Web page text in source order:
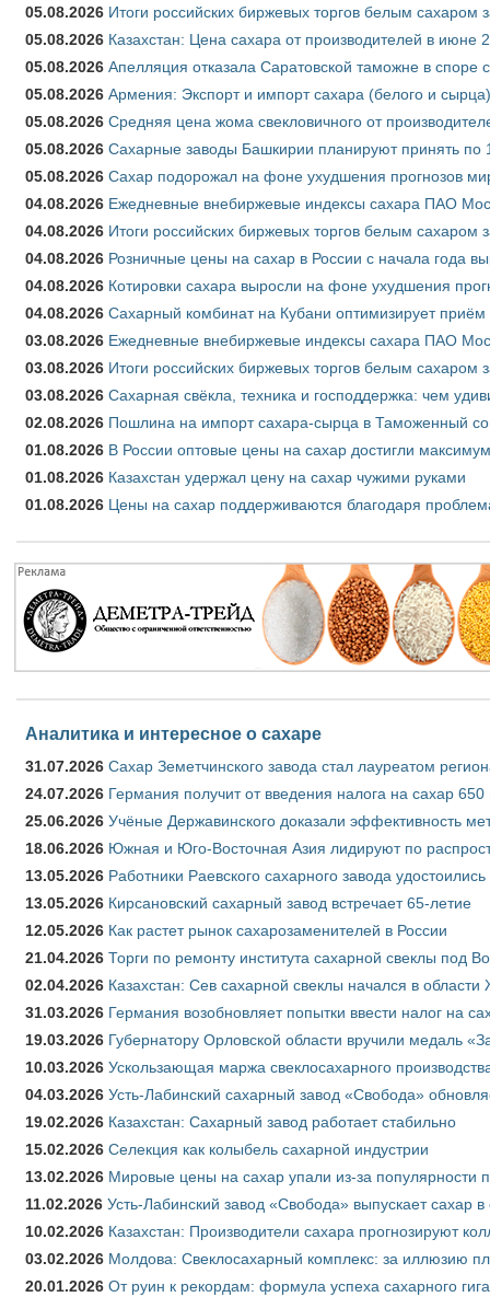
05.08.2026 Итоги российских биржевых торгов белым сахаром
05.08.2026 Казахстан: Цена сахара от производителей в июне
05.08.2026 Апелляция отказала Саратовской таможне в
05.08.2026 Армения: Экспорт и импорт сахара (белого и
05.08.2026 Средняя цена жома свекловичного от
05.08.2026 Сахарные заводы Башкирии планируют принять по
05.08.2026 Сахар подорожал на фоне ухудшения прогнозов
04.08.2026 Ежедневные внебиржевые индексы сахара ПАО
04.08.2026 Итоги российских биржевых торгов белым сахаром
04.08.2026 Розничные цены на сахар в России с начала года
04.08.2026 Котировки сахара выросли на фоне ухудшения
04.08.2026 Сахарный комбинат на Кубани оптимизирует приём
03.08.2026 Ежедневные внебиржевые индексы сахара ПАО
03.08.2026 Итоги российских биржевых торгов белым сахаром
03.08.2026 Сахарная свёкла, техника и господдержка: чем
02.08.2026 Пошлина на импорт сахара-сырца в Таможенный
01.08.2026 В России оптовые цены на сахар достигли
01.08.2026 Казахстан удержал цену на сахар чужими руками
01.08.2026 Цены на сахар поддерживаются благодаря
Аналитика и интересное о сахаре
31.07.2026 Сахар Земетчинского завода стал лауреатом
24.07.2026 Германия получит от введения налога на сахар
25.06.2026 Учёные Державинского доказали эффективность
18.06.2026 Южная и Юго-Восточная Азия лидируют по
13.05.2026 Работники Раевского сахарного завода удостоились
13.05.2026 Кирсановский сахарный завод встречает 65-летие
12.05.2026 Как растет рынок сахарозаменителей в России
21.04.2026 Торги по ремонту института сахарной свеклы под
02.04.2026 Казахстан: Сев сахарной свеклы начался в области
31.03.2026 Германия возобновляет попытки ввести налог на
19.03.2026 Губернатору Орловской области вручили медаль
10.03.2026 Ускользающая маржа свеклосахарного
04.03.2026 Усть-Лабинский сахарный завод «Свобода»
19.02.2026 Казахстан: Сахарный завод работает стабильно
15.02.2026 Селекция как колыбель сахарной индустрии
13.02.2026 Мировые цены на сахар упали из-за популярности
11.02.2026 Усть-Лабинский завод «Свобода» выпускает сахар в
10.02.2026 Казахстан: Производители сахара прогнозируют
03.02.2026 Молдова: Свеклосахарный комплекс: за иллюзию
20.01.2026 От руин к рекордам: формула успеха сахарного